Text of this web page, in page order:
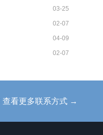
03-25
02-07
04-09
02-07
查看更多联系方式 →